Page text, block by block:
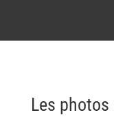
Les photos